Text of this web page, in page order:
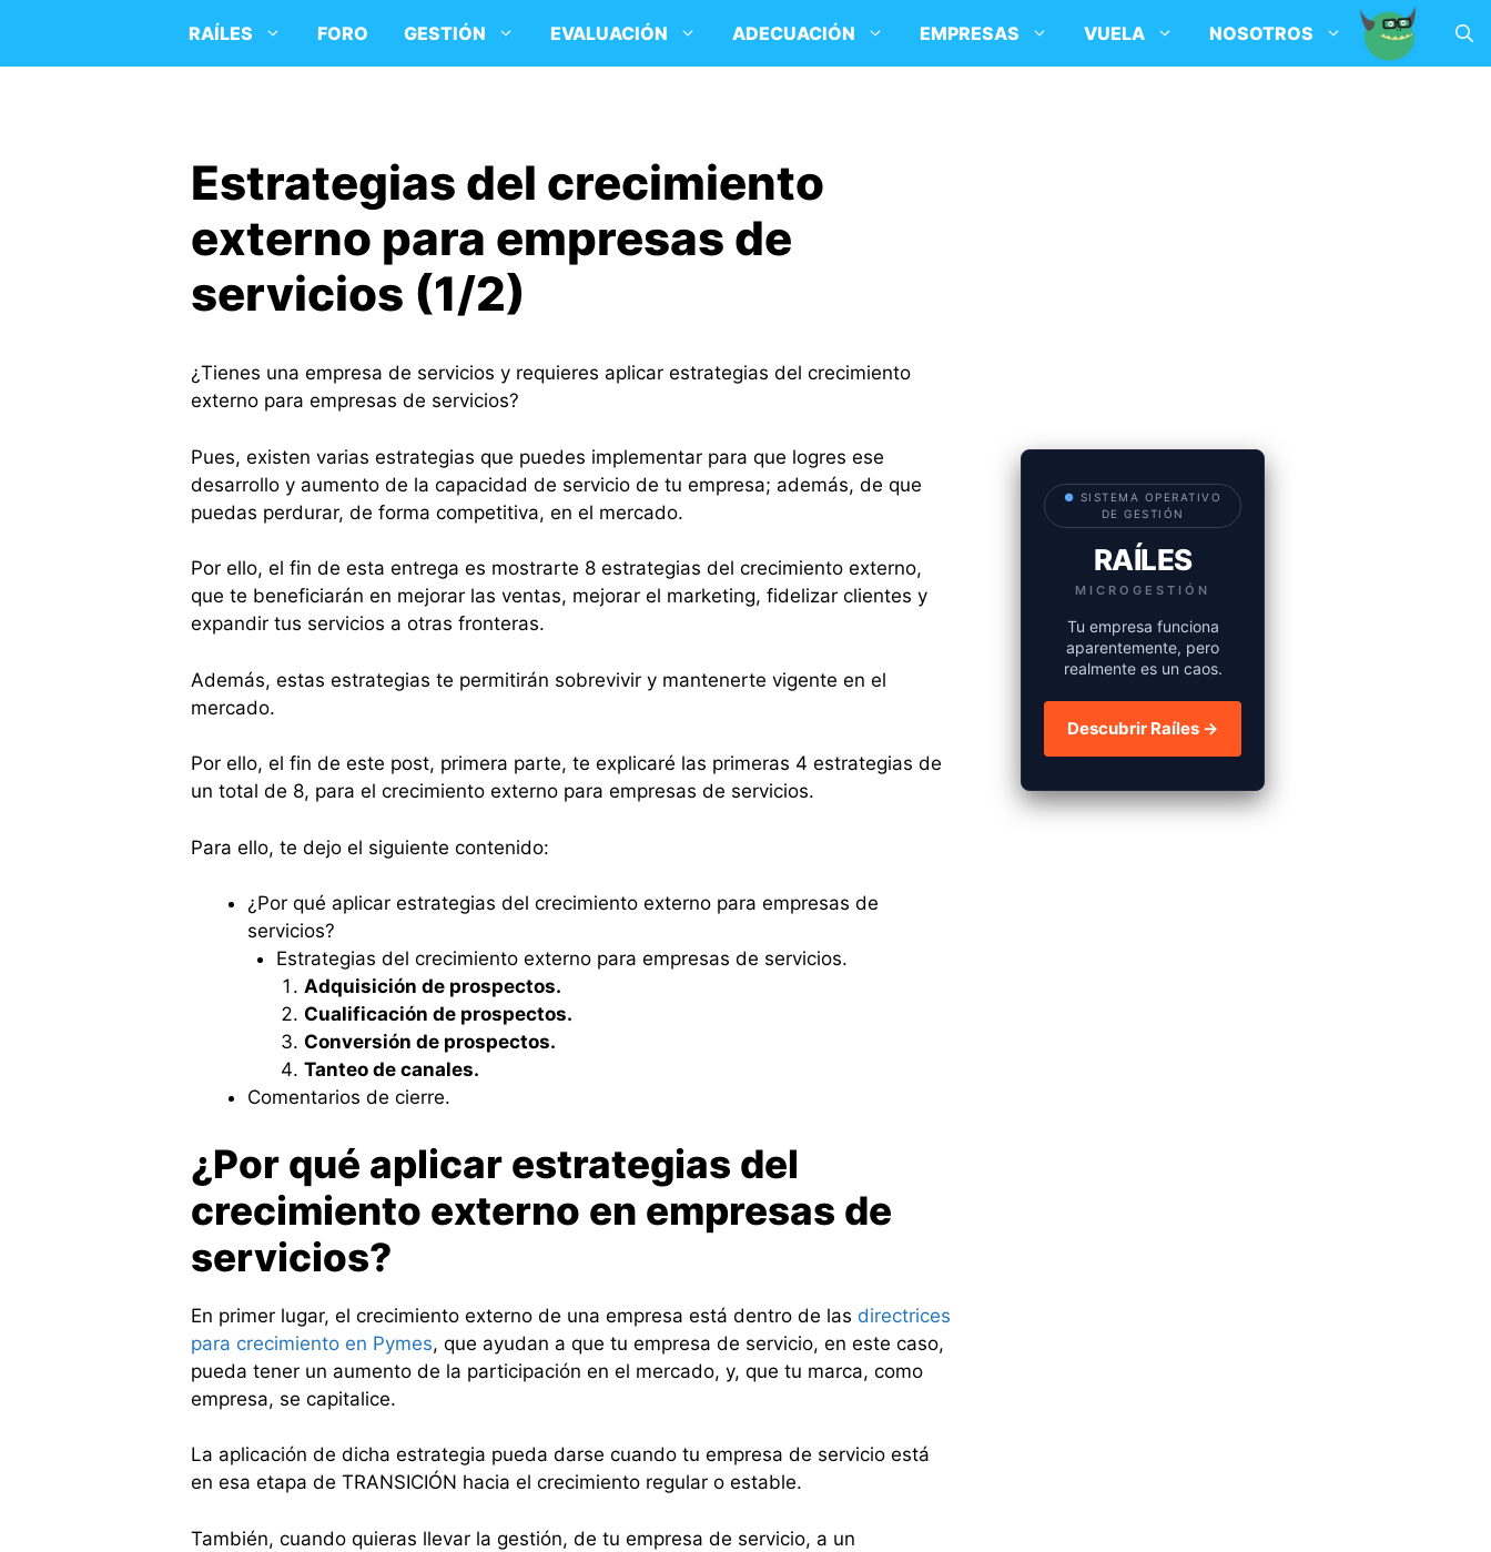
contenido
RAÍLES FORO GESTIÓN EVALUACIÓN ADECUACIÓN EMPRESAS VUELA NOSOTROS
Estrategias del crecimiento
externo para empresas de
servicios (1/2)
¿Tienes una empresa de servicios y requieres aplicar estrategias del crecimiento
externo para empresas de servicios?
Pues, existen varias estrategias que puedes implementar para que logres ese
desarrollo y aumento de la capacidad de servicio de tu empresa; además, de que
puedas perdurar, de forma competitiva, en el mercado.
Por ello, el fin de esta entrega es mostrarte 8 estrategias del crecimiento externo,
que te beneficiarán en mejorar las ventas, mejorar el marketing, fidelizar clientes y
expandir tus servicios a otras fronteras.
Además, estas estrategias te permitirán sobrevivir y mantenerte vigente en el
mercado.
Por ello, el fin de este post, primera parte, te explicaré las primeras 4 estrategias de
un total de 8, para el crecimiento externo para empresas de servicios.
Para ello, te dejo el siguiente contenido:
¿Por qué aplicar estrategias del crecimiento externo para empresas de
servicios?
Estrategias del crecimiento externo para empresas de servicios.
Adquisición de prospectos.
Cualificación de prospectos.
Conversión de prospectos.
Tanteo de canales.
Comentarios de cierre.
¿Por qué aplicar estrategias del
crecimiento externo en empresas de
servicios?
En primer lugar, el crecimiento externo de una empresa está dentro de las directrices
para crecimiento en Pymes, que ayudan a que tu empresa de servicio, en este caso,
pueda tener un aumento de la participación en el mercado, y, que tu marca, como
empresa, se capitalice.
La aplicación de dicha estrategia pueda darse cuando tu empresa de servicio está
en esa etapa de TRANSICIÓN hacia el crecimiento regular o estable.
También, cuando quieras llevar la gestión, de tu empresa de servicio, a un
● SISTEMA OPERATIVO
DE GESTIÓN
RAÍLES
MICROGESTIÓN
Tu empresa funciona
aparentemente, pero
realmente es un caos.
Descubrir Raíles →